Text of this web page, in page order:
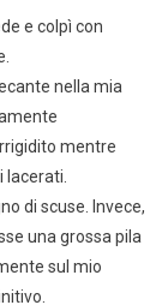
e colpì con
nella mia
mentre
di scuse. Invece,
una grossa pila
sul mio